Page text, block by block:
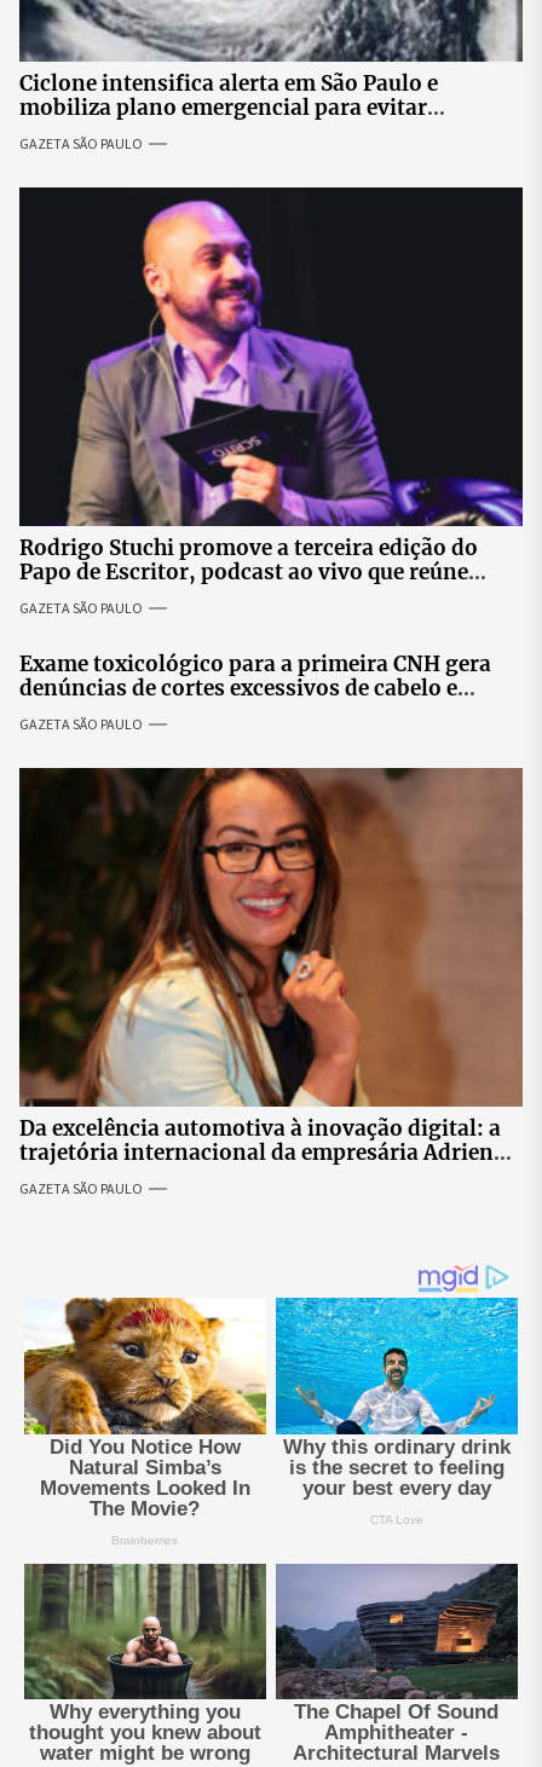
Ciclone intensifica alerta em São Paulo e
mobiliza plano emergencial para evitar
impactos no fornecimento de energia
GAZETA SÃO PAULO
Rodrigo Stuchi promove a terceira edição do
Papo de Escritor, podcast ao vivo que reúne
especialistas para discutir saúde mental e
prosperidade.
GAZETA SÃO PAULO
Exame toxicológico para a primeira CNH gera
denúncias de cortes excessivos de cabelo e
revolta entre candidatas
GAZETA SÃO PAULO
Da excelência automotiva à inovação digital: a
trajetória internacional da empresária Adriene
GAZETA SÃO PAULO